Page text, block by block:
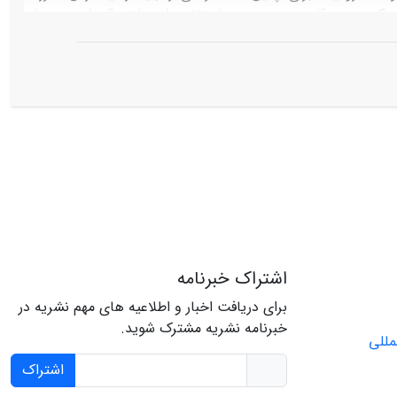
به قاعده مهم «منع استفاده از سلاح قحطی در برابر
اسرائیل در محاصره دریایی نوار غزه است.
اشتراک خبرنامه
برای دریافت اخبار و اطلاعیه های مهم نشریه در
خبرنامه نشریه مشترک شوید.
اشتراک